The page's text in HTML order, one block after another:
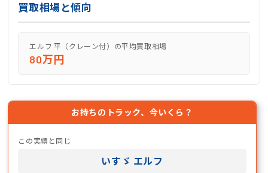
買取相場と傾向
エルフ 平（クレーン付）の平均買取相場
80万円
お持ちのトラック、今いくら？
この実績と同じ
いすゞ エルフ